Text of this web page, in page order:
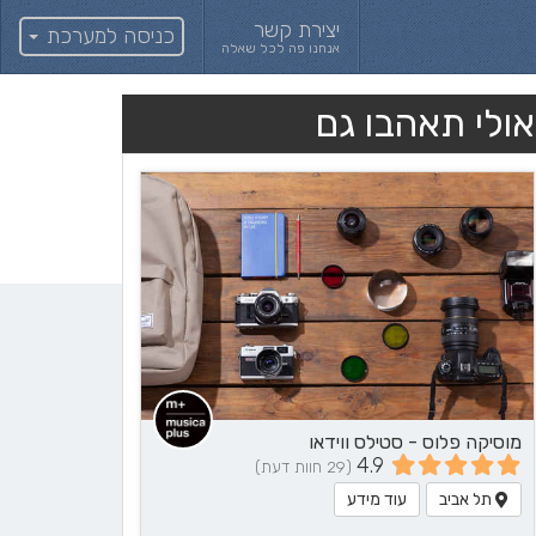
יצירת קשר
אנחנו פה לכל שאלה כניסה למערכת
אולי תאהבו גם
מוסיקה פלוס - סטילס ווידאו
4.9 (29 חוות דעת)
תל אביב עוד מידע